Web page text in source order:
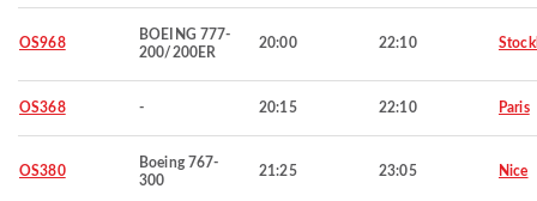
OS968
BOEING 777-
200/200ER
20:00 22:10
OS368 - 20:15 22:10 Paris
OS380
Boeing 767-
300
21:25 23:05 Nice